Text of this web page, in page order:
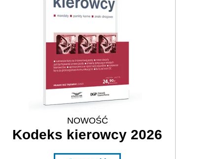
NOWOŚĆ
Kodeks kierowcy 2026